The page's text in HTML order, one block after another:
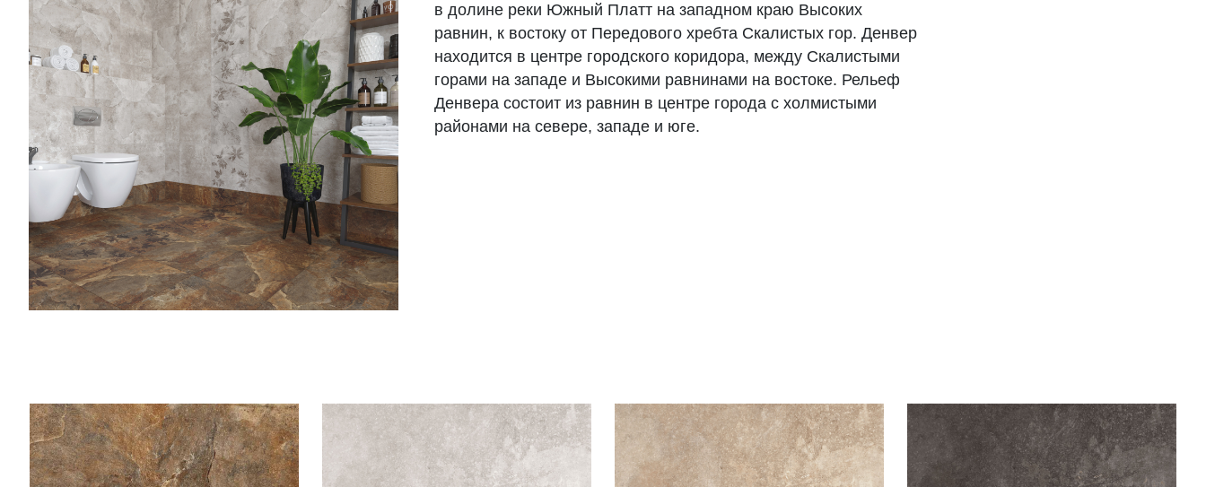
в долине реки Южный Платт на западном краю Высоких
равнин, к востоку от Передового хребта Скалистых гор. Денвер
находится в центре городского коридора, между Скалистыми
горами на западе и Высокими равнинами на востоке. Рельеф
Денвера состоит из равнин в центре города с холмистыми
районами на севере, западе и юге.